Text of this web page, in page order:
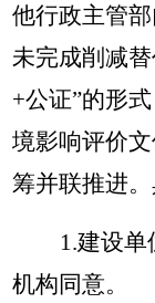
他行政主管
未完成削减
+公证”的形
境影响评价
筹并联推进
1.建设
机构同意。